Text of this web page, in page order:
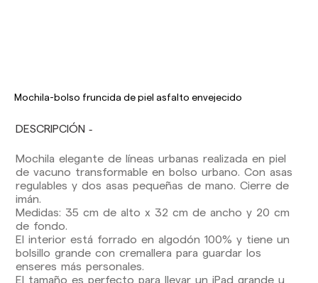
Mochila-bolso fruncida de piel asfalto envejecido
DESCRIPCIÓN
Mochila elegante de líneas urbanas realizada en piel
de vacuno transformable en bolso urbano. Con asas
regulables y dos asas pequeñas de mano. Cierre de
imán.
Medidas: 35 cm de alto x 32 cm de ancho y 20 cm
de fondo.
El interior está forrado en algodón 100% y tiene un
bolsillo grande con cremallera para guardar los
enseres más personales.
El tamaño es perfecto para llevar un iPad grande u
Envíos nacionales:
Excepto pre-orders.
Baleares: 2-5 días laborables. Excepto pre-
orders.
Canarias, Ceuta y Melilla: 7-10 días laborables.
Excepto pre-orders.
Envíos a Europa: 3-5 días laborables. Excepto
pre-orders.
Envíos a USA: 5-7 días laborables